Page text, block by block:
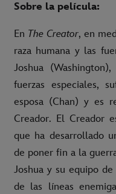
Sobre la película:
En The Creator, en
raza humana y las
Joshua
fuerzas especiales,
esposa (Chan) y es
Creador. El Creador
que ha desarrollado
de poner fin a la
Joshua y su equipo
de las líneas